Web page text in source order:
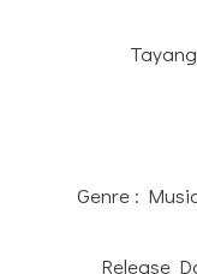
Genre :
Release